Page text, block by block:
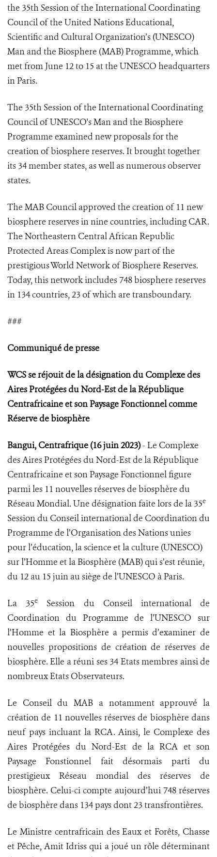
the 35th Session of the International Coordinating
Council of the United Nations Educational,
Scientific and Cultural Organization’s (UNESCO)
Man and the Biosphere (MAB) Programme, which
met from June 12 to 15 at the UNESCO headquarters
in Paris.
The 35th Session of the International Coordinating
Council of UNESCO's Man and the Biosphere
Programme examined new proposals for the
creation of biosphere reserves. It brought together
its 34 member states, as well as numerous observer
states.
The MAB Council approved the creation of 11 new
biosphere reserves in nine countries, including CAR.
The Northeastern Central African Republic
Protected Areas Complex is now part of the
prestigious World Network of Biosphere Reserves.
Today, this network includes 748 biosphere reserves
in 134 countries, 23 of which are transboundary.
###
Communiqué de presse
WCS se réjouit de la désignation du Complexe des
Aires Protégées du Nord-Est de la République
Centrafricaine et son Paysage Fonctionnel comme
Réserve de biosphère
Bangui, Centrafrique (16 juin 2023)- Le Complexe
des Aires Protégées du Nord-Est de la République
Centrafricaine et son Paysage Fonctionnel figure
parmi les 11 nouvelles réserves de biosphère du
Réseau Mondial. Une désignation faite lors de la 35e
Session du Conseil international de Coordination du
Programme de l’Organisation des Nations unies
pour l’éducation, la science et la culture (UNESCO)
sur l’Homme et la Biosphère (MAB) qui s’est réunie,
du 12 au 15 juin au siège de l’UNESCO à Paris.
La 35e
Session du Conseil international de
Coordination du Programme de l’UNESCO sur
l’Homme et la Biosphère a permis d’examiner de
nouvelles propositions de création de réserves de
biosphère. Elle a réuni ses 34 Etats membres ainsi de
nombreux Etats Observateurs.
Le Conseil du MAB a notamment approuvé la
création de 11 nouvelles réserves de biosphère dans
neuf pays incluant la RCA. Ainsi, le Complexe des
Aires Protégées du Nord-Est de la RCA et son
Paysage Fonstionnel fait désormais parti du
prestigieux Réseau mondial des réserves de
biosphère. Celui-ci compte aujourd’hui 748 réserves
de biosphère dans 134 pays dont 23 transfrontières.
Le Ministre centrafricain des Eaux et Forêts, Chasse
et Pêche, Amit Idriss qui a joué un rôle déterminant